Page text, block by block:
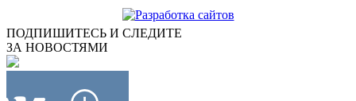
ПОДПИШИТЕСЬ И СЛЕДИТЕ
ЗА НОВОСТЯМИ